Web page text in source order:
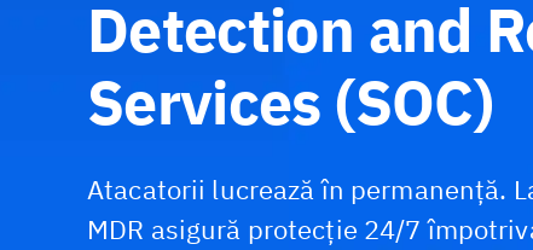
Detection and
Services (SOC)
Atacatorii lucrează în permanență.
MDR asigură protecție 24/7